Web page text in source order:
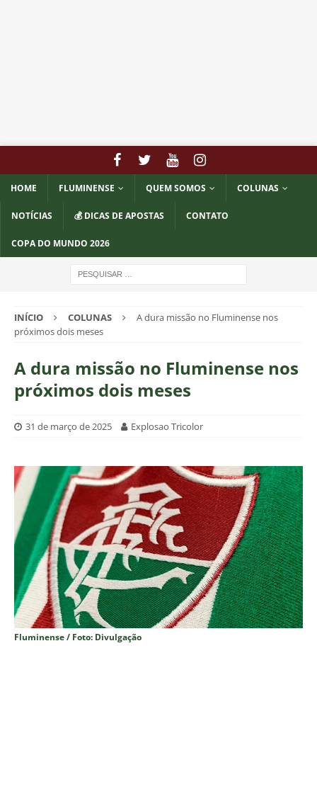
HOME FLUMINENSE QUEM SOMOS COLUNAS
NOTÍCIAS 💰 DICAS DE APOSTAS CONTATO
COPA DO MUNDO 2026
INÍCIO COLUNAS
A dura missão no Fluminense nos
próximos dois meses
A dura missão no Fluminense nos
próximos dois meses
31 de março de 2025 Explosao Tricolor
Fluminense / Foto: Divulgação